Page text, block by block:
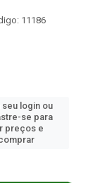
11186
seu login ou
se para
preços e